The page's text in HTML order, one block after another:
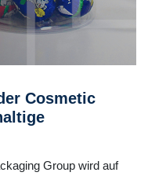
Cosmetic
Group wird auf